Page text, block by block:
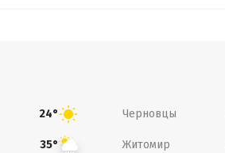
24° Черновцы
35° Житомир